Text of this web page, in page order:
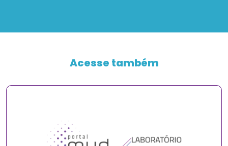
Acesse também